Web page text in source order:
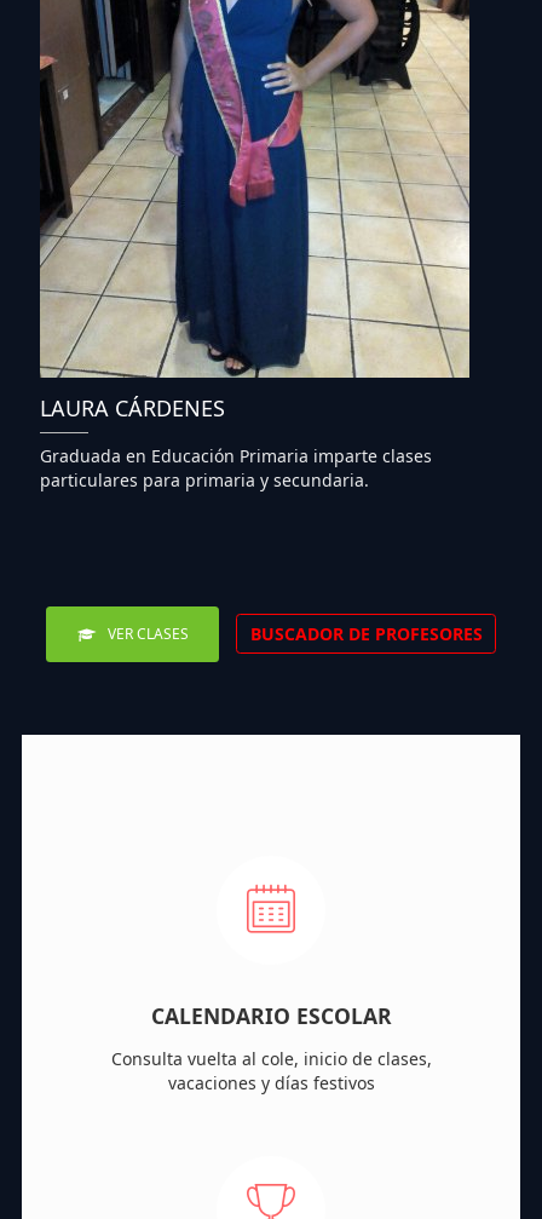
LAURA CÁRDENES
Graduada en Educación Primaria imparte clases
particulares para primaria y secundaria.
VER CLASES BUSCADOR DE PROFESORES
CALENDARIO ESCOLAR
Consulta vuelta al cole, inicio de clases,
vacaciones y días festivos